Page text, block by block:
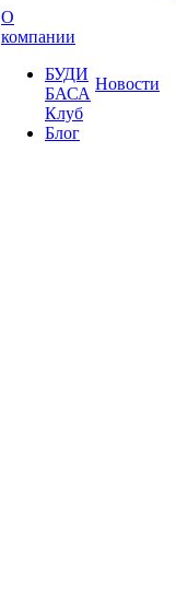
О
компании
БУДИ
БАСА
Клуб
Блог
Новости